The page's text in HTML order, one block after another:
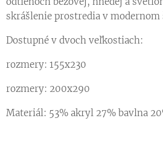
skrášlenie prostredia v modernom
Dostupné v dvoch veľkostiach:
rozmery: 155x230
rozmery: 200x290
Materiál: 53% akryl 27% bavlna